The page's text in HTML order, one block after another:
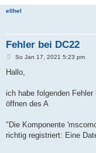
ellhel
Fehler bei DC22
B
i
a
So Jan 17, 2021 5:23 pm
Hallo,
ich habe folgenden
öffnen des A
"Die Komponente
richtig registriert: Eine